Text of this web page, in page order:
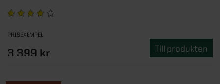
PRISEXEMPEL
3 399 kr Till produkten